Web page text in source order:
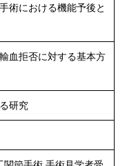
術における機能予後と
血拒否に対する基本方
研究